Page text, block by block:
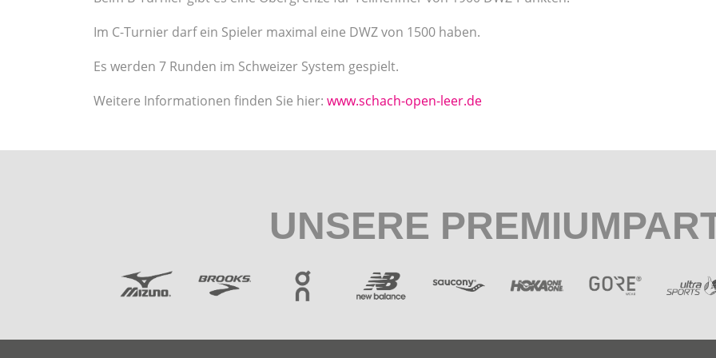
Im C-Turnier darf ein Spieler maximal eine DWZ von 1500 haben.
Es werden 7 Runden im Schweizer System gespielt.
Weitere Informationen finden Sie hier: www.schach-open-leer.de
UNSERE